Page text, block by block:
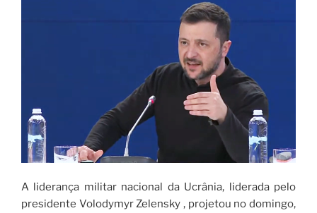
A liderança militar nacional da Ucrânia, liderada pelo
presidente Volodymyr Zelensky , projetou no domingo,